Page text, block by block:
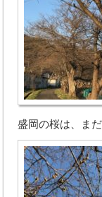
石川企業グルー
取扱商品
取扱商品
お支払い方法
取扱パーツメー
新車取扱メー
業務内容
盛岡の桜は、ま